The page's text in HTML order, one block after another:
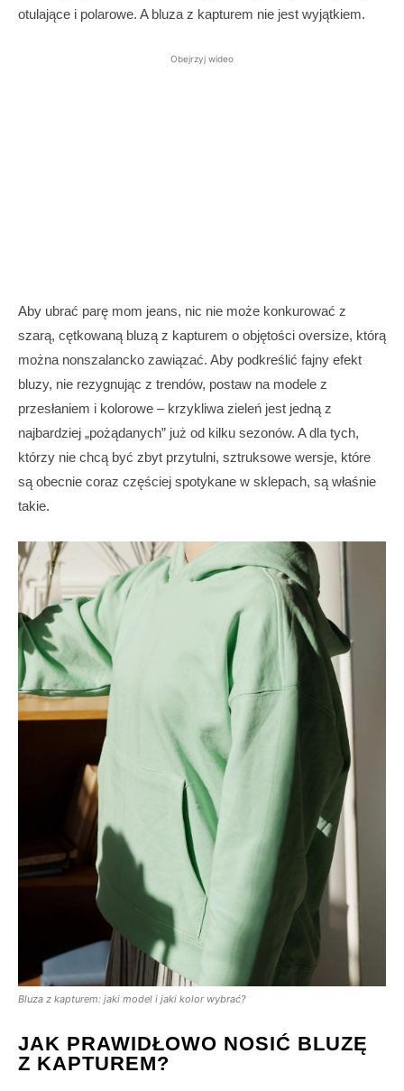
otulające i polarowe. A bluza z kapturem nie jest wyjątkiem.
Obejrzyj wideo
Aby ubrać parę mom jeans, nic nie może konkurować z
szarą, cętkowaną bluzą z kapturem o objętości oversize, którą
można nonszalancko zawiązać. Aby podkreślić fajny efekt
bluzy, nie rezygnując z trendów, postaw na modele z
przesłaniem i kolorowe – krzykliwa zieleń jest jedną z
najbardziej „pożądanych” już od kilku sezonów. A dla tych,
którzy nie chcą być zbyt przytulni, sztruksowe wersje, które
są obecnie coraz częściej spotykane w sklepach, są właśnie
takie.
Bluza z kapturem: jaki model i jaki kolor wybrać?
JAK PRAWIDŁOWO NOSIĆ BLUZĘ
Z KAPTUREM?